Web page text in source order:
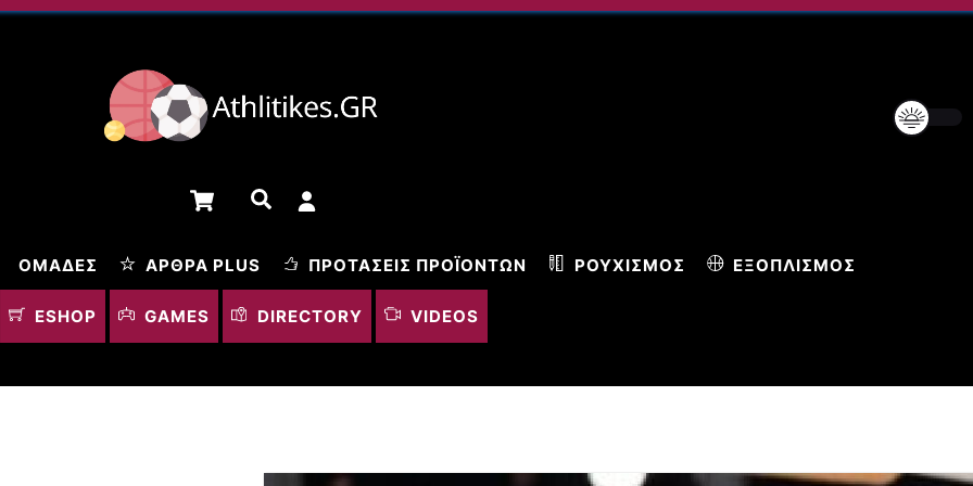
Cart Αναζήτηση
ΟΜΆΔΕΣ ΆΡΘΡΑ PLUS ΠΡΟΤΆΣΕΙΣ ΠΡΟΪΌΝΤΩΝ ΡΟΥΧΙΣΜΌΣ ΕΞΟΠΛΙΣΜΌΣ
ESHOP GAMES DIRECTORY VIDEOS